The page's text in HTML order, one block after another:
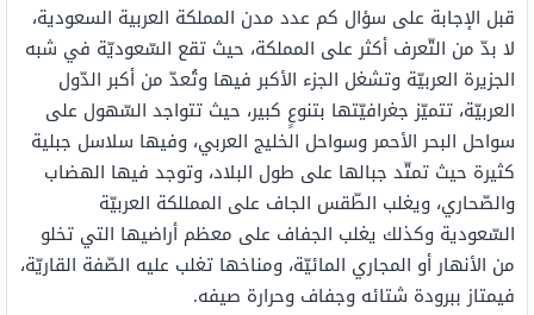
قبل الإجابة على سؤال كم عدد مدن المملكة العربية السعودية،
لا بدّ من التّعرف أكثر على المملكة، حيث تقع السّعوديّة في شبه
الجزيرة العربيّة وتشغل الجزء الأكبر فيها وتُعدّ من أكبر الدّول
العربيّة، تتميّز جغرافيّتها بتنوعٍ كبير، حيث تتواجد السّهول على
سواحل البحر الأحمر وسواحل الخليج العربي، وفيها سلاسل جبلية
كثيرة حيث تمتّد جبالها على طول البلاد، وتوجد فيها الهضاب
والصّحاري، ويغلب الطّقس الجاف على الممللكة العربيّة
السّعودية وكذلك يغلب الجفاف على معظم أراضيها التي تخلو
من الأنهار أو المجاري المائيّة، ومناخها تغلب عليه الصّفة القاريّة،
فيمتاز ببرودة شتائه وجفاف وحرارة صيفه.